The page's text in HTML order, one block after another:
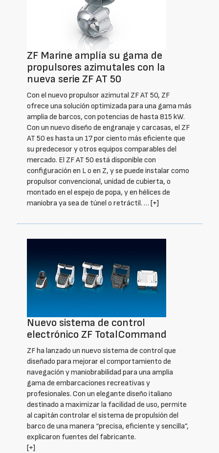
ZF Marine amplía su gama de
propulsores azimutales con la
nueva serie ZF AT 50
Con el nuevo propulsor azimutal ZF AT 50, ZF
ofrece una solución optimizada para una gama más
amplia de barcos, con potencias de hasta 815 kW.
Con un nuevo diseño de engranaje y carcasas, el ZF
AT 50 es hasta un 17 por ciento más eficiente que
su predecesor y otros equipos comparables del
mercado. El ZF AT 50 está disponible con
configuración en L o en Z, y se puede instalar como
propulsor convencional, unidad de cubierta, o
montado en el espejo de popa, y en hélices de
maniobra ya sea de túnel o retráctil. … [+]
Nuevo sistema de control
electrónico ZF TotalCommand
ZF ha lanzado un nuevo sistema de control que
diseñado para mejorar el comportamiento de
navegación y maniobrabilidad para una amplia
gama de embarcaciones recreativas y
profesionales. Con un elegante diseño italiano
destinado a maximizar la facilidad de uso, permite
al capitán controlar el sistema de propulsión del
barco de una manera “precisa, eficiente y sencilla”,
explicaron fuentes del fabricante.
[+]